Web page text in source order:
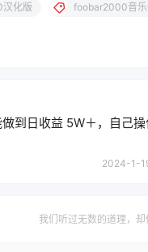
化版 foobar2000音
到日收益 5W＋，自己
2024-1-
我们听过无数的道理，